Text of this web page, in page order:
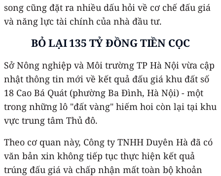
song cũng đặt ra nhiều dấu hỏi về cơ chế đấu giá
và năng lực tài chính của nhà đầu tư.
BỎ LẠI 135 TỶ ĐỒNG TIỀN CỌC
Sở Nông nghiệp và Môi trường TP Hà Nội vừa cập
nhật thông tin mới về kết quả đấu giá khu đất số
18 Cao Bá Quát (phường Ba Đình, Hà Nội) - một
trong những lô "đất vàng" hiếm hoi còn lại tại khu
vực trung tâm Thủ đô.
Theo cơ quan này, Công ty TNHH Duyên Hà đã có
văn bản xin không tiếp tục thực hiện kết quả
trúng đấu giá và chấp nhận mất toàn bộ khoản